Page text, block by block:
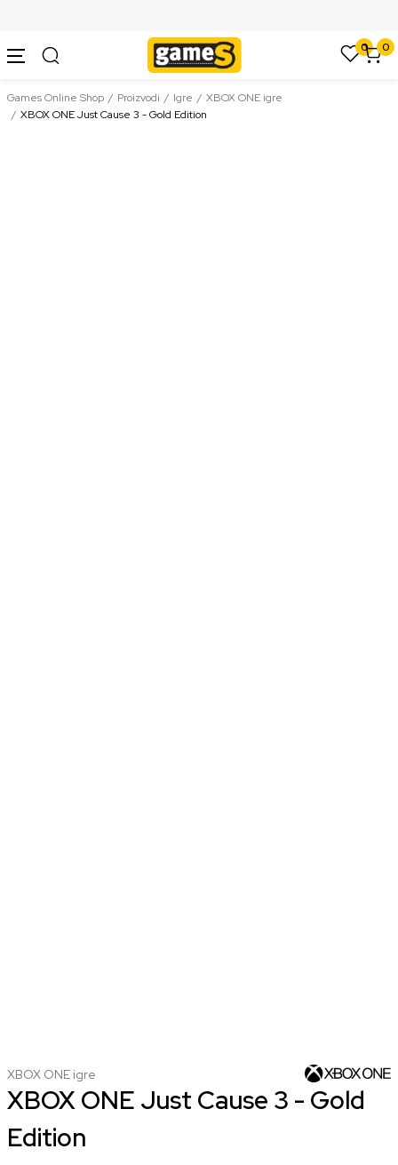
0 0
Games Online Shop Proizvodi Igre
XBOX ONE igre
XBOX ONE Just Cause 3 - Gold Edition
XBOX ONE igre
XBOX ONE Just Cause 3 - Gold
Edition